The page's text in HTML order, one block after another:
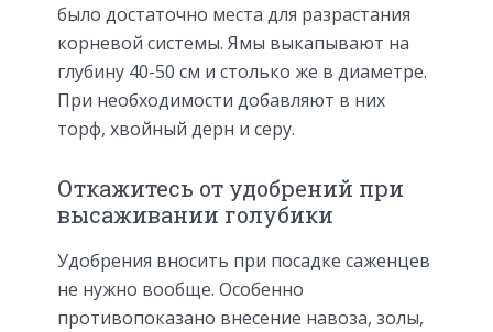
было достаточно места для разрастания
корневой системы. Ямы выкапывают на
глубину 40-50 см и столько же в диаметре.
При необходимости добавляют в них
торф, хвойный дерн и серу.
Откажитесь от удобрений при
высаживании голубики
Удобрения вносить при посадке саженцев
не нужно вообще. Особенно
противопоказано внесение навоза, золы,